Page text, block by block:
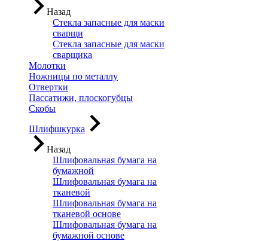
Назад
Стекла запасные для маски
сварщи
Стекла запасные для маски
сварщика
Молотки
Ножницы по металлу
Отвертки
Пассатижи, плоскогубцы
Скобы
Шлифшкурка
Назад
Шлифовальная бумага на
бумажной
Шлифовальная бумага на
тканевой
Шлифовальная бумага на
тканевой основе
Шлифовальная бумага на
бумажной основе